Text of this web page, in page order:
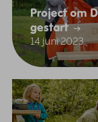
Project om
gestart
14 juni 2023